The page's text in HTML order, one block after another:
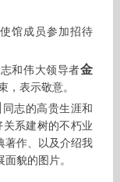
馆成员参加招待
和伟大领导者金
，表示敬意。
同志的高贵生涯和
系建树的不朽业
著作、以及介绍我
貌的图片。